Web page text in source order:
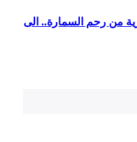
من رحم السمارة.. الى